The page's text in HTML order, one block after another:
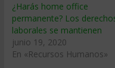
¿Harás home office
permanente? Los
laborales se mantienen
junio 19, 2020
En «Recursos Humanos»